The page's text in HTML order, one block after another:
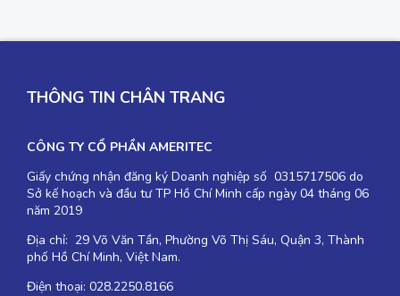
THÔNG TIN CHÂN TRANG
CÔNG TY CỔ PHẦN AMERITEC
Giấy chứng nhận đăng ký Doanh nghiệp số 0315717506 do
Sở kế hoạch và đầu tư TP Hồ Chí Minh cấp ngày 04 tháng 06
năm 2019
Địa chỉ: 29 Võ Văn Tần, Phường Võ Thị Sáu, Quận 3, Thành
phố Hồ Chí Minh, Việt Nam.
Điện thoại: 028.2250.8166